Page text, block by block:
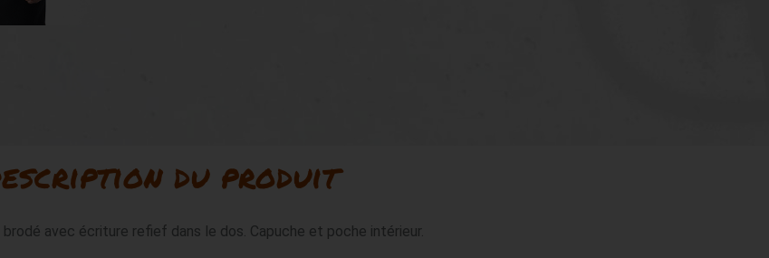
du produit
avec écriture refief dans le dos. Capuche et poche intérieur.